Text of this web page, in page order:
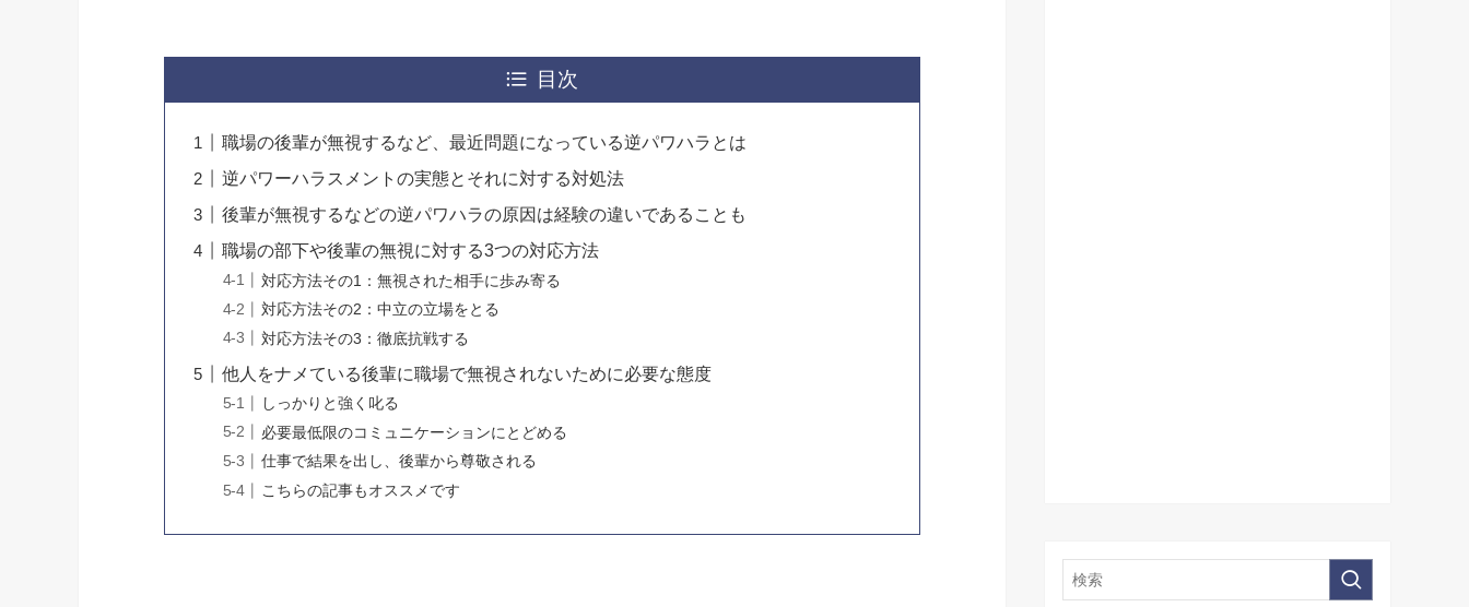
目次
職場の後輩が無視するなど、最近問題になっている逆パワハラとは
逆パワーハラスメントの実態とそれに対する対処法
後輩が無視するなどの逆パワハラの原因は経験の違いであることも
職場の部下や後輩の無視に対する3つの対応方法
対応方法その1：無視された相手に歩み寄る
対応方法その2：中立の立場をとる
対応方法その3：徹底抗戦する
他人をナメている後輩に職場で無視されないために必要な態度
しっかりと強く叱る
必要最低限のコミュニケーションにとどめる
仕事で結果を出し、後輩から尊敬される
こちらの記事もオススメです